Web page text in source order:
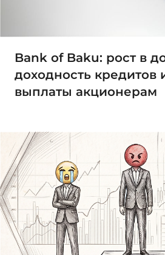
Bank of Baku: рост в
доходность кредитов
выплаты акционерам